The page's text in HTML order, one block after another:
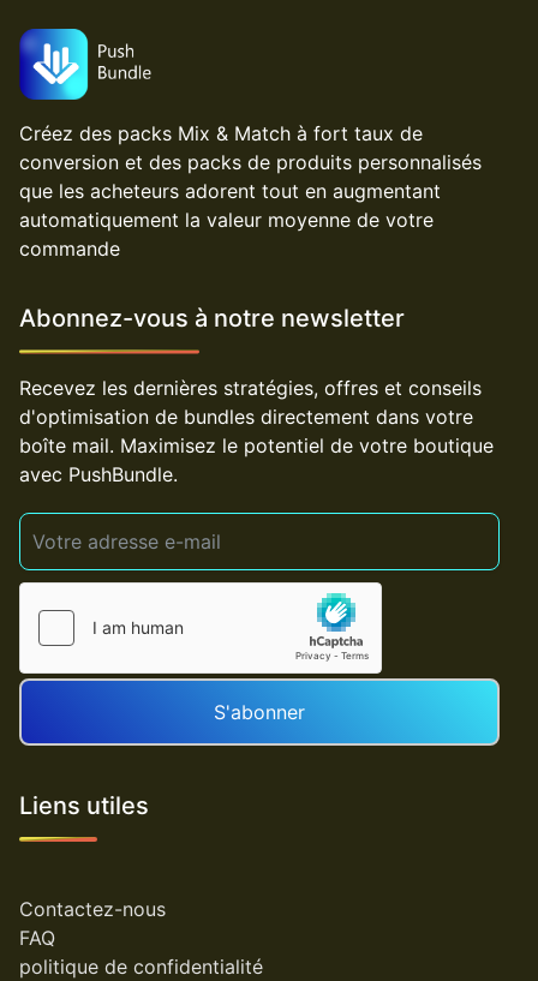
Créez des packs Mix & Match à fort taux de
conversion et des packs de produits personnalisés
que les acheteurs adorent tout en augmentant
automatiquement la valeur moyenne de votre
commande
Liens utiles
Contactez-nous
FAQ
politique de confidentialité
Abonnez-vous à notre newsletter
Recevez les dernières stratégies, offres et conseils
d'optimisation de bundles directement dans votre
boîte mail. Maximisez le potentiel de votre boutique
avec PushBundle.
S'abonner